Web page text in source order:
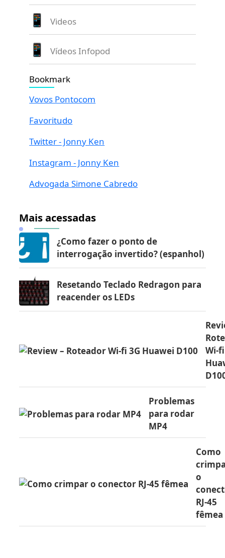
Videos
Vídeos Infopod
Bookmark
Vovos Pontocom
Favoritudo
Twitter - Jonny Ken
Instagram - Jonny Ken
Advogada Simone Cabredo
Mais acessadas
¿Como fazer o ponto de
interrogação invertido? (espanhol)
Resetando Teclado Redragon para
reacender os LEDs
Wi-
Problemas
para rodar
MP4
Como
o
RJ-45
fêmea